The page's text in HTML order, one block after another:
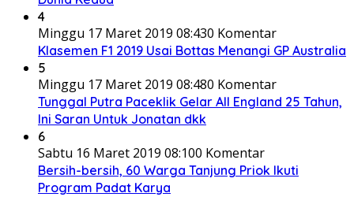
4
Minggu 17 Maret 2019 08:430 Komentar
Klasemen F1 2019 Usai Bottas Menangi GP Australia
5
Minggu 17 Maret 2019 08:480 Komentar
Tunggal Putra Paceklik Gelar All England 25 Tahun,
Ini Saran Untuk Jonatan dkk
6
Sabtu 16 Maret 2019 08:100 Komentar
Bersih-bersih, 60 Warga Tanjung Priok Ikuti
Program Padat Karya